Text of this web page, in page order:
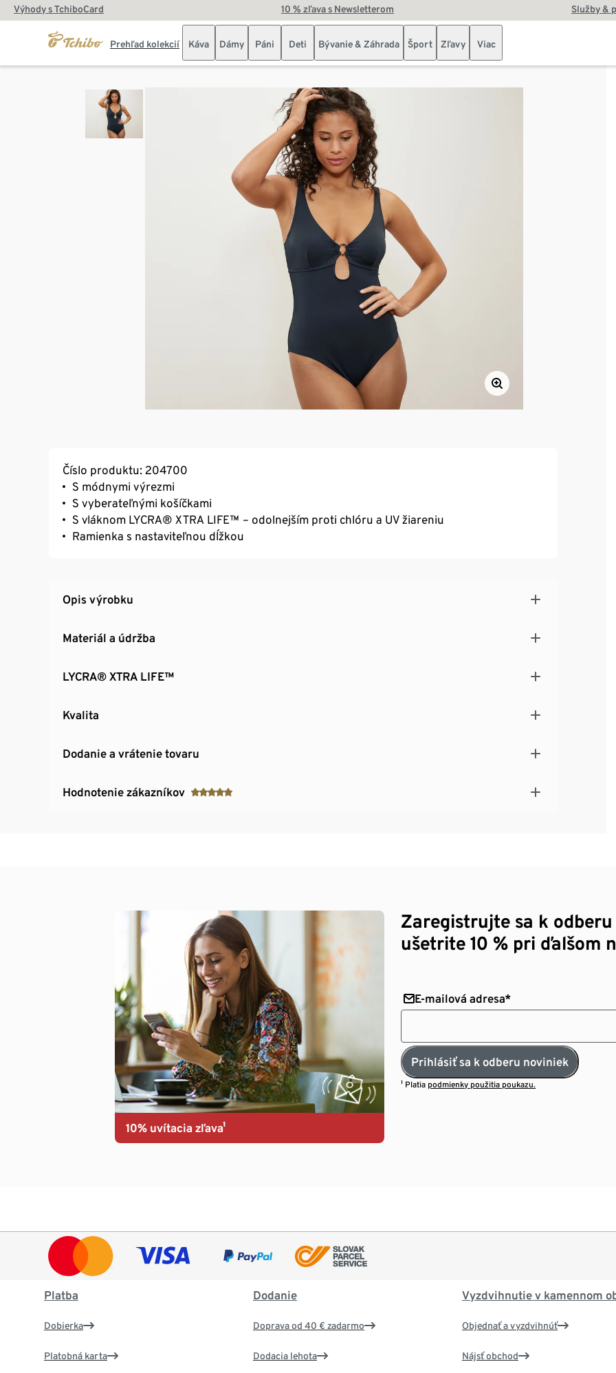
Výhody s TchiboCard 10 % zľava s Newsletterom Služby &
Prehľad kolekcií Káva Dámy Páni Deti Bývanie & Záhrada Šport Zľavy Viac
Číslo produktu: 204700
S módnymi výrezmi
S vyberateľnými košíčkami
S vláknom LYCRA® XTRA LIFE™ – odolnejším proti chlóru a UV žiareniu
Ramienka s nastaviteľnou dĺžkou
Opis výrobku
Materiál a údržba
LYCRA® XTRA LIFE™
Kvalita
Dodanie a vrátenie tovaru
Hodnotenie zákazníkov
10% uvítacia zľava¹
Zaregistrujte sa k
ušetrite 10 % pri ďalšom
E-mailová adresa*
Prihlásiť sa k odberu noviniek
¹ Platia podmienky použitia poukazu.
Platba
Dobierka
Platobná karta
Dodanie
Doprava od 40 € zadarmo
Dodacia lehota
Vyzdvihnutie v kamennom
Objednať a vyzdvihnúť
Nájsť obchod